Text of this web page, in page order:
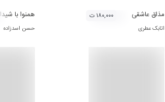
مذاق عاشقی
اتابک عطری
۱۸۰,۰۰۰ ت همنوا با شيدا
حسن اسدزاده